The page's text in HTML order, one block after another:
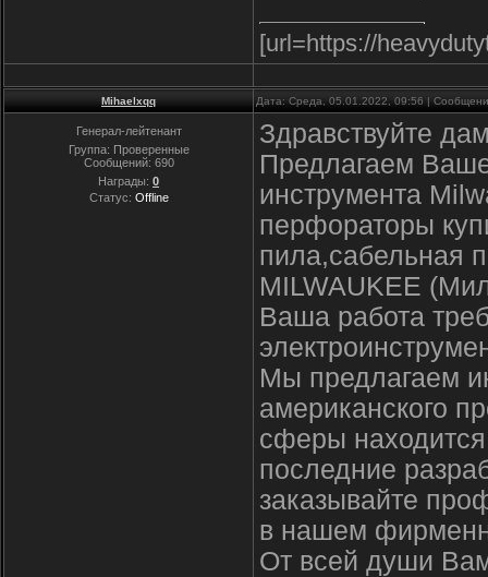
[url=https://
Mihaelxqq Дата: Среда, 05.01.2022, 09:56 |
Генерал-лейтенант
Группа: Проверенные
Сообщений: 690
Награды: 0
Статус: Offline
Здравствуйте
Предлагаем
инструмента
перфораторы
пила,сабельная
MILWAUKEE
Ваша работа
Мы предлагаем
американского
сферы
последние
заказывайте
в нашем
От всей души